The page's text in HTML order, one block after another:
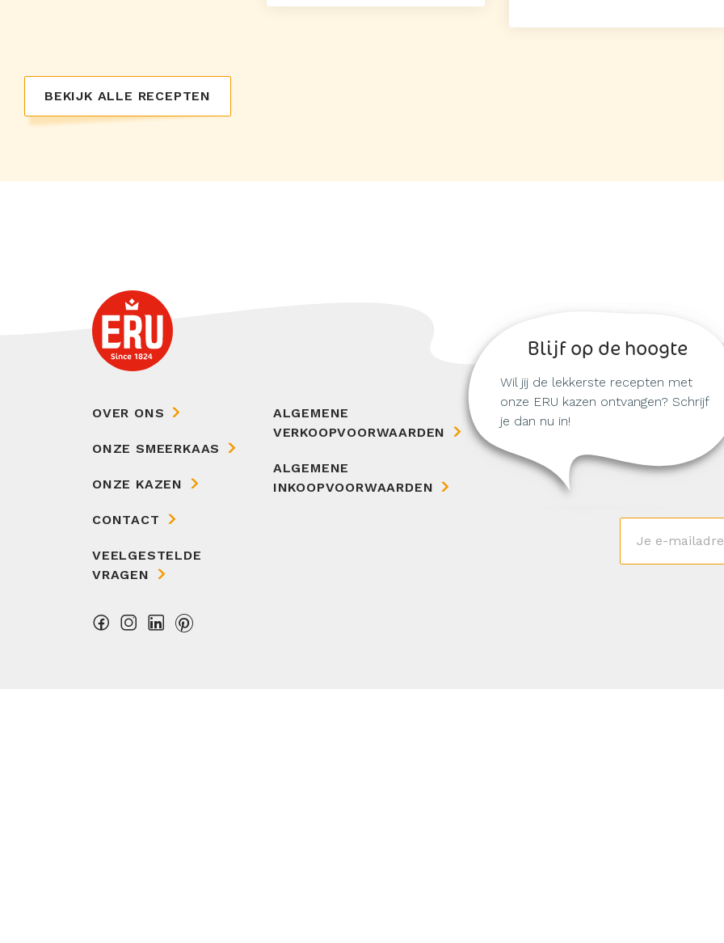
BEKIJK ALLE RECEPTEN
OVER ONS
ONZE SMEERKAAS
ONZE KAZEN
CONTACT
VEELGESTELDE
VRAGEN
ALGEMENE
VERKOOPVOORWAARDEN
ALGEMENE
INKOOPVOORWAARDEN
Blijf op de hoogte
Wil jij de lekkerste recepten met
onze ERU kazen ontvangen? Schrijf
je dan nu in!